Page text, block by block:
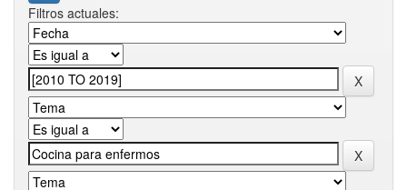
Filtros actuales: